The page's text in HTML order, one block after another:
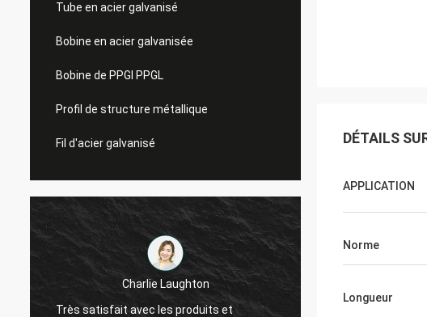
Tube en acier galvanisé
Bobine en acier galvanisée
Bobine de PPGI PPGL
Profil de structure métallique
Fil d'acier galvanisé
Charlie Laughton
Très satisfait avec les produits et
Vivian a veillé que
DÉTAILS
APPLICATION
Norme
Longueur